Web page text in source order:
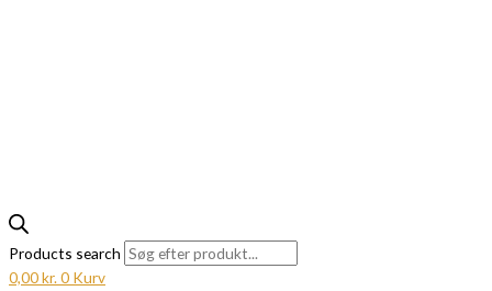
Products search
0,00kr.0 Kurv